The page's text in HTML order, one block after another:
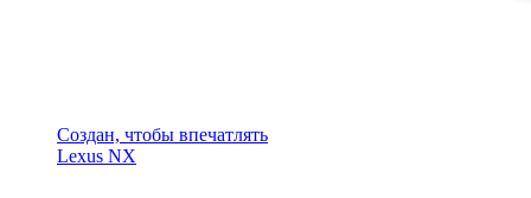
Создан, чтобы впечатлять
Lexus NX